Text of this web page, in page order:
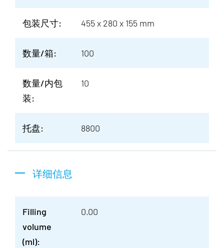
包装尺寸: 455 x 280 x 155 mm
数量/箱: 100
数量/内包
装:
10
托盘: 8800
详细信息
Filling
volume
(ml):
0.00